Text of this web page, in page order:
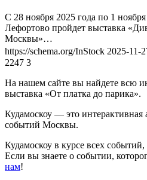
С 28 ноября 2025 года по 1
Лефортово пройдет выставка
Москвы»…
https://schema.org/InStock 2025-11-
2247 3
На нашем сайте вы найдете всю
выставка «От платка до парика».
Кудамоскоу — это
событий Москвы.
Кудамоскоу в курсе всех
Если вы знаете о событии,
нам!